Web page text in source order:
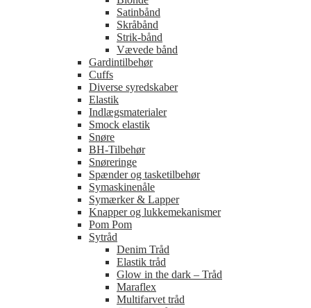
Satinbånd
Skråbånd
Strik-bånd
Vævede bånd
Gardintilbehør
Cuffs
Diverse syredskaber
Elastik
Indlægsmaterialer
Smock elastik
Snøre
BH-Tilbehør
Snøreringe
Spænder og tasketilbehør
Symaskinenåle
Symærker & Lapper
Knapper og lukkemekanismer
Pom Pom
Sytråd
Denim Tråd
Elastik tråd
Glow in the dark – Tråd
Maraflex
Multifarvet tråd